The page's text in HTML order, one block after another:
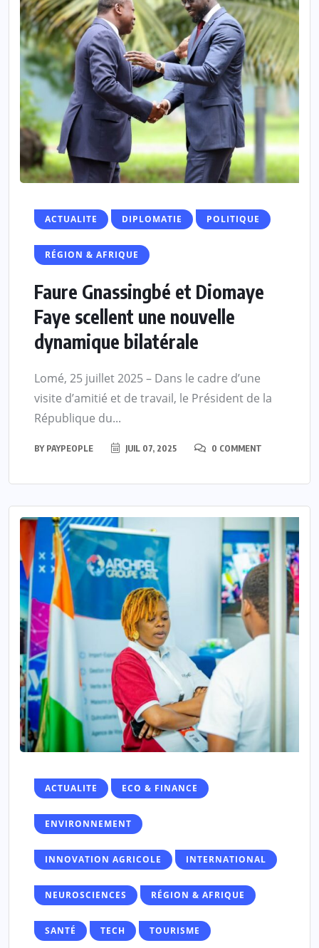
ACTUALITE DIPLOMATIE POLITIQUE
RÉGION & AFRIQUE
Faure Gnassingbé et Diomaye
Faye scellent une nouvelle
dynamique bilatérale
Lomé, 25 juillet 2025 – Dans le cadre d’une
visite d’amitié et de travail, le Président de la
République du...
BY PAYPEOPLE JUIL 07, 2025 0 COMMENT
ACTUALITE ECO & FINANCE
ENVIRONNEMENT
INNOVATION AGRICOLE INTERNATIONAL
NEUROSCIENCES RÉGION & AFRIQUE
SANTÉ TECH TOURISME